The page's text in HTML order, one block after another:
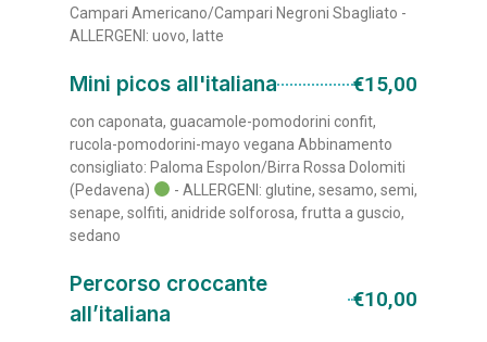
Campari Americano/Campari Negroni Sbagliato -
ALLERGENI: uovo, latte
Mini picos all'italiana €15,00
con caponata, guacamole-pomodorini confit,
rucola-pomodorini-mayo vegana Abbinamento
consigliato: Paloma Espolon/Birra Rossa Dolomiti
(Pedavena)
- ALLERGENI: glutine, sesamo, semi,
senape, solfiti, anidride solforosa, frutta a guscio,
sedano
Percorso croccante
all’italiana
€10,00